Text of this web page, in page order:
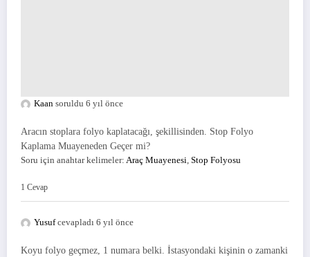
Kaan soruldu 6 yıl önce
Aracın stoplara folyo kaplatacağı, şekillisinden. Stop Folyo
Kaplama Muayeneden Geçer mi?
Soru için anahtar kelimeler: Araç Muayenesi, Stop Folyosu
1 Cevap
Yusufcevapladı 6 yıl önce
Koyu folyo geçmez, 1 numara belki. İstasyondaki kişinin o zamanki